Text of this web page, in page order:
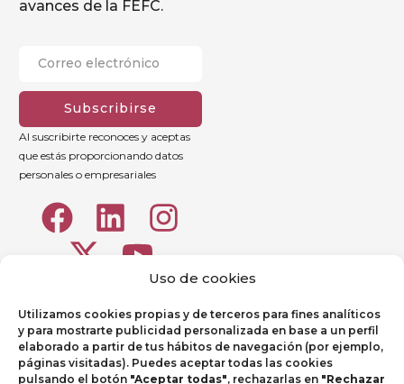
Uso de cookies
Utilizamos cookies propias y de terceros para fines analíticos
y para mostrarte publicidad personalizada en base a un perfil
elaborado a partir de tus hábitos de navegación (por ejemplo,
páginas visitadas). Puedes aceptar todas las cookies
pulsando el botón "Aceptar todas", rechazarlas en "Rechazar
avances de la FEFC.
Subscribirse
Al suscribirte reconoces y aceptas
que estás proporcionando datos
personales o empresariales